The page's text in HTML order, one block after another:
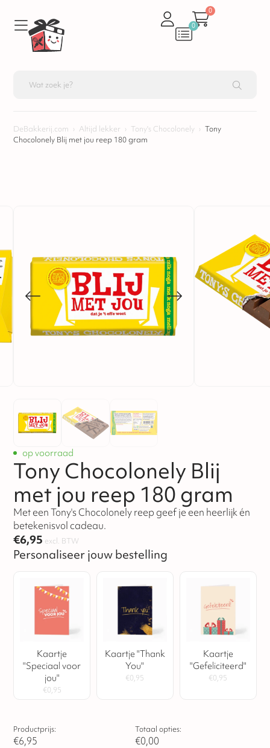
0
0
DeBakkerij.com › Altijd lekker › Tony's Chocolonely › Tony
Chocolonely Blij met jou reep 180 gram
op voorraad
Tony Chocolonely Blij
met jou reep 180 gram
Met een Tony's Chocolonely reep geef je een heerlijk én
betekenisvol cadeau.
€6,95 excl. BTW
Personaliseer jouw bestelling
Kaartje
"Speciaal voor
jou"
€0,95
Kaartje "Thank
You"
€0,95
Kaartje
"Gefeliciteerd"
€0,95
Productprijs:
€6,95
Totaal opties:
€0,00